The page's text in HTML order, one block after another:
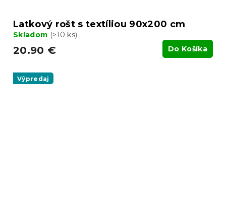
Latkový rošt s textíliou 90x200 cm
Skladom (>10 ks)
20.90 € Do Košíka
Výpredaj